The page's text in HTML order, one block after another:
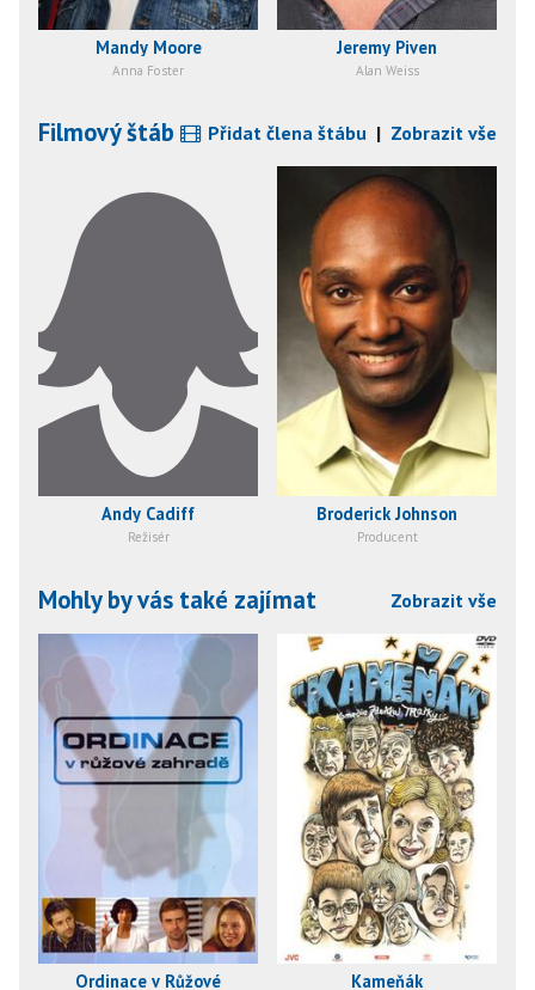
Mandy Moore
Anna Foster
Jeremy Piven
Alan Weiss
Filmový štáb Přidat člena štábu | Zobrazit vše
Andy Cadiff
Režisér
Broderick Johnson
Producent
Mohly by vás také zajímat Zobrazit vše
Ordinace v Růžové Kameňák